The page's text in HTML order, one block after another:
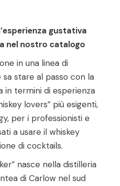
gustativa
nel nostro catalogo
in una linea di
sa stare al passo con la
in termini di esperienza
lovers” più esigenti,
per i professionisti e
a usare il whiskey
di cocktails.
nasce nella distilleria
di Carlow nel sud